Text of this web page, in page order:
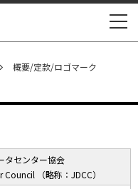
概要/定款/ロゴマーク
タセンター協会
（略称：JDCC）